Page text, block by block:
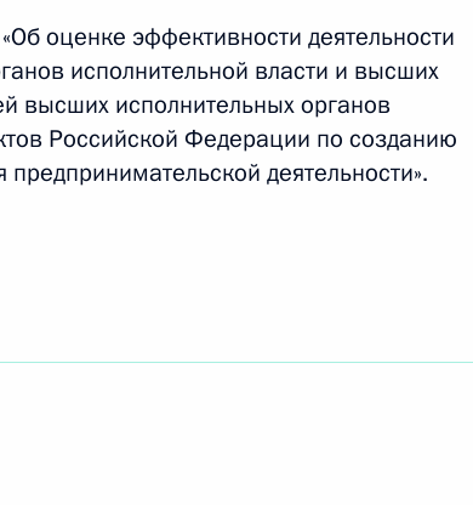
при осуществлении
внешнеэкономической
Республики Беларусь
рождения
оценке эффективности деятельности
исполнительной власти и высших
высших исполнительных органов
Российской Федерации по созданию
деятельности».